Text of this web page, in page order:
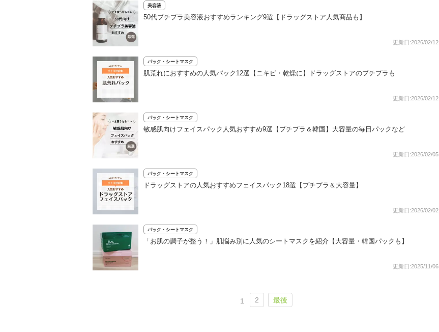
美容液
50代プチプラ美容液おすすめランキング9選【ドラッグストア人気商品も】
更新日:2026/02/12
パック・シートマスク
肌荒れにおすすめの人気パック12選【ニキビ・乾燥に】ドラッグストアのプチプラも
更新日:2026/02/12
パック・シートマスク
敏感肌向けフェイスパック人気おすすめ9選【プチプラ＆韓国】大容量の毎日パックなど
更新日:2026/02/05
パック・シートマスク
ドラッグストアの人気おすすめフェイスパック18選【プチプラ＆大容量】
更新日:2026/02/02
パック・シートマスク
「お肌の調子が整う！」肌悩み別に人気のシートマスクを紹介【大容量・韓国パックも】
更新日:2025/11/06
1 2 最後